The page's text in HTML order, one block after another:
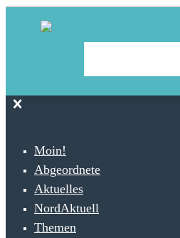
Moin!
Abgeordnete
Aktuelles
NordAktuell
Themen